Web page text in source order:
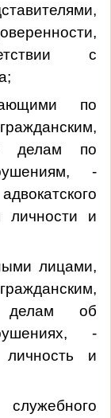
с
по
делам по
-
личности и
лицами,
делам об
-
личность и